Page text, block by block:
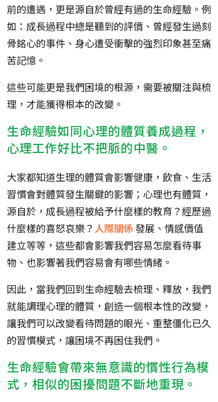
前的遭遇，更是源自於曾經有過的生命經驗。例
如：成長過程中總是聽到的評價、曾經發生過刻
骨銘心的事件、身心遭受衝擊的強烈印象甚至痛
苦記憶。
這些可能更是我們困境的根源，需要被關注與梳
理，才能獲得根本的改變。
生命經驗如同心理的體質養成過程，
心理工作好比不把脈的中醫。
大家都知道生理的體質會影響健康，飲食、生活
習慣會對體質發生關鍵的影響；心理也有體質，
源自於，成長過程被給予什麼樣的教育？經歷過
什麼樣的喜怒哀樂？ 人際關係 發展、情感價值
建立等等，這些都會影響我們容易怎麼看待事
物、也影響著我們容易會有哪些情緒。
因此，當我們回到生命經驗去梳理、釋放，我們
就能調理心理的體質，創造一個根本性的改變，
讓我們可以改變看待問題的眼光、重整僵化已久
的習慣模式，讓困境不再困住我們。
生命經驗會帶來無意識的慣性行為模
式，相似的困擾問題不斷地重現。